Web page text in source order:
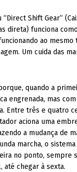
“Direct Shift Gear”
direta) funciona
ao mesmo
Um cuida das
quando a
engrenada, mas
Entre três e quatro
aciona uma
a mudança de
marcha, o sistema
no ponto, sempre
até chegar à sexta.